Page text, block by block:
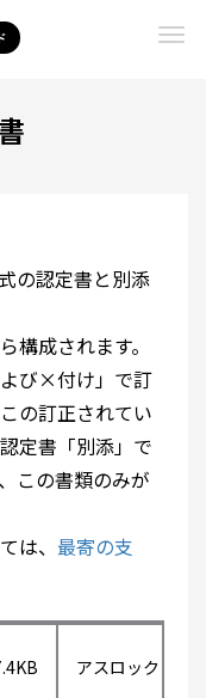
の認定書と別添
構成されます。
よび×付け」で訂
の訂正されてい
定書「別添」で
この書類のみが
は、 最寄の支
アスロック